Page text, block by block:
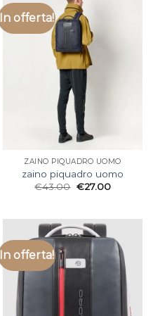
In offerta!
ZAINO PIQUADRO UOMO
zaino piquadro uomo
€43.00 €27.00
In offerta!